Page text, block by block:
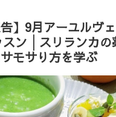
告】9月アーユルヴ
スン│スリランカの
モサり方を学ぶ